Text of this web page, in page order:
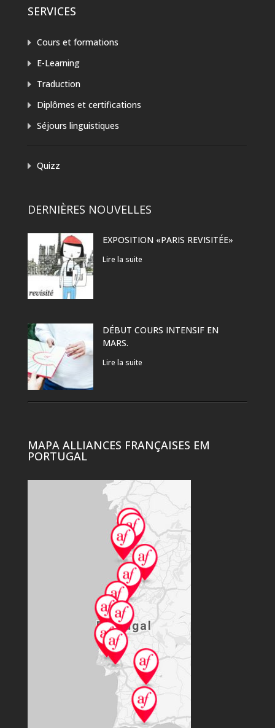
SERVICES
Cours et formations
E-Learning
Traduction
Diplômes et certifications
Séjours linguistiques
Quizz
DERNIÈRES NOUVELLES
EXPOSITION «PARIS REVISITÉE»
Lire la suite
DÉBUT COURS INTENSIF EN
MARS.
Lire la suite
MAPA ALLIANCES FRANÇAISES EM
PORTUGAL